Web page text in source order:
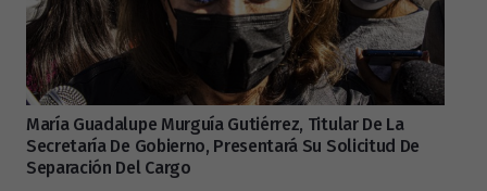
María Guadalupe Murguía Gutiérrez, Titular De La
Secretaría De Gobierno, Presentará Su Solicitud De
Separación Del Cargo